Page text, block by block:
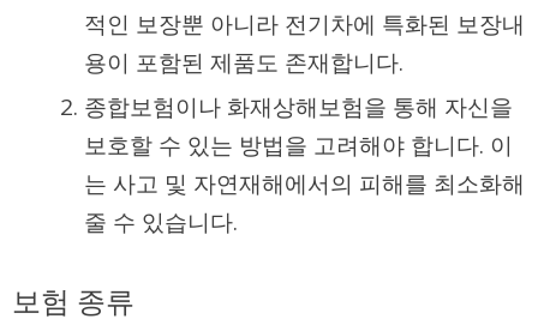
적인 보장뿐 아니라 전기차에 특화된 보장내
용이 포함된 제품도 존재합니다.
종합보험이나 화재상해보험을 통해 자신을
보호할 수 있는 방법을 고려해야 합니다. 이
는 사고 및 자연재해에서의 피해를 최소화해
줄 수 있습니다.
보험 종류